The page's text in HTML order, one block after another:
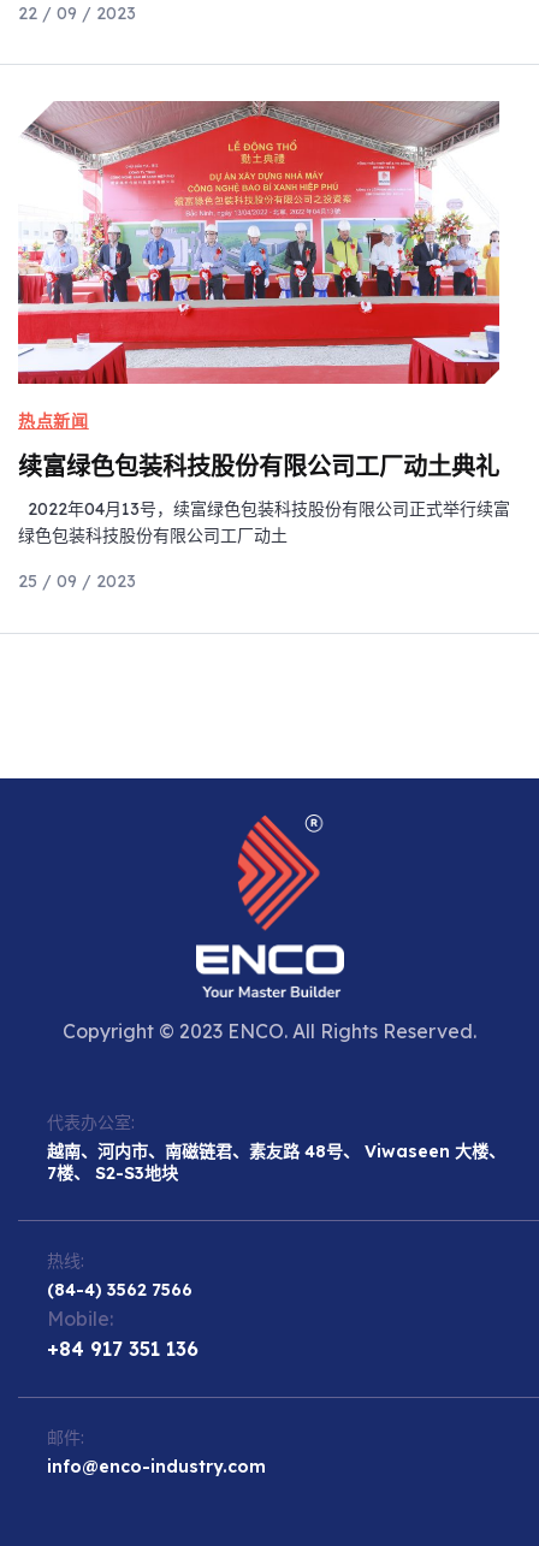
22 / 09 / 2023
热点新闻
续富绿色包装科技股份有限公司工厂动土典礼
2022年04月13号，续富绿色包装科技股份有限公司正式举行续富
绿色包装科技股份有限公司工厂动土
25 / 09 / 2023
Copyright © 2023 ENCO. All Rights Reserved.
代表办公室:
越南、河内市、南磁链君、素友路 48号、 Viwaseen 大楼、
7楼、 S2-S3地块
热线:
(84-4) 3562 7566
Mobile:
+84 917 351 136
邮件:
info@enco-industry.com